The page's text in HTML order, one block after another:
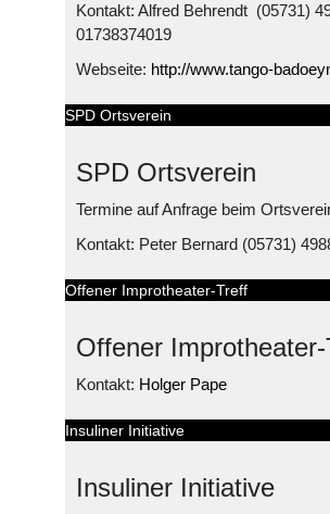
Kontakt: Alfred Behrendt (05731)
01738374019
Webseite: http://www.tango-
SPD Ortsverein
SPD Ortsverein
Termine auf Anfrage beim
Kontakt: Peter Bernard (05731)
Offener Improtheater-Treff
Offener
Kontakt: Holger Pape
Insuliner Initiative
Insuliner Initiative